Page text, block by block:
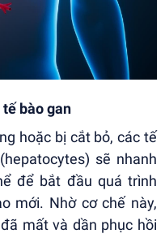
bào gan
hoặc bị cắt bỏ, các tế
sẽ nhanh
để bắt đầu quá trình
mới. Nhờ cơ chế này,
mất và dần phục hồi